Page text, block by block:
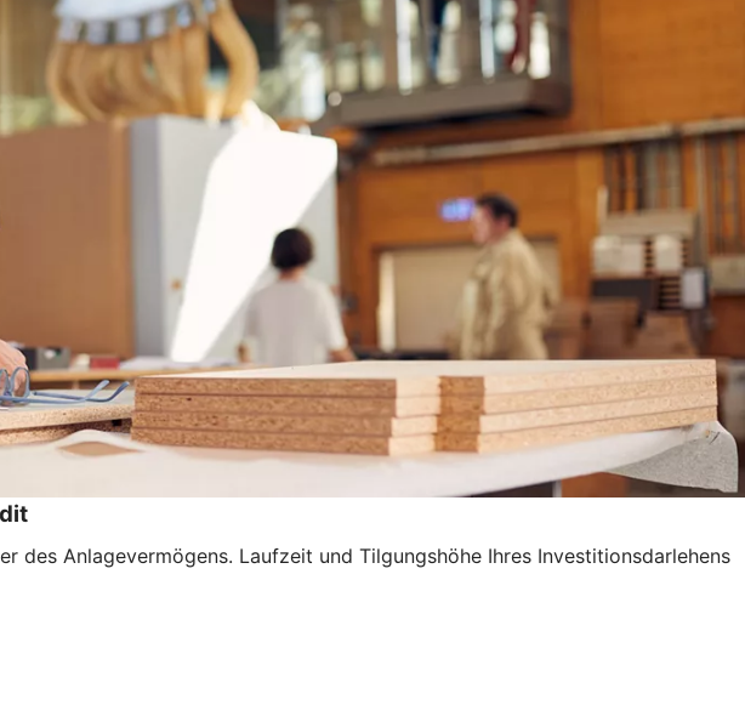
des Anlagevermögens. Laufzeit und Tilgungshöhe Ihres Investitionsdarlehens